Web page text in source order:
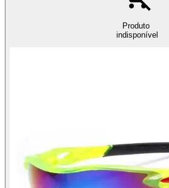
Produto
indisponível